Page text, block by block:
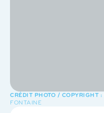
FONTAINE